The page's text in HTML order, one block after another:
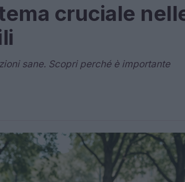
cruciale
sane. Scopri perché è importante